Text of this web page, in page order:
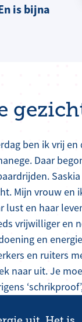
is bijna
ben ik vrij
Daar
Mijn vrouw en
lust en haar
vrijwilliger en
en
en ruiters
naar uit. Je